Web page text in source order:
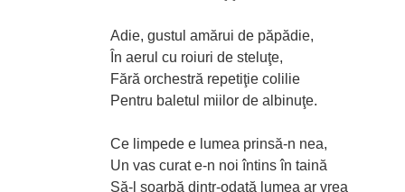
Adie, gustul amărui de păpădie,
În aerul cu roiuri de steluţe,
Fără orchestră repetiţie colilie
Pentru baletul miilor de albinuţe.
Ce limpede e lumea prinsă-n nea,
Un vas curat e-n noi întins în taină
Să-l soarbă dintr-odată lumea ar vrea